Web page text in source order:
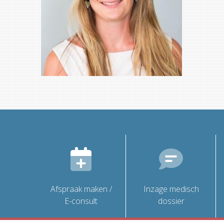
Afspraak maken /
E-consult
Inzage medisch
dossier